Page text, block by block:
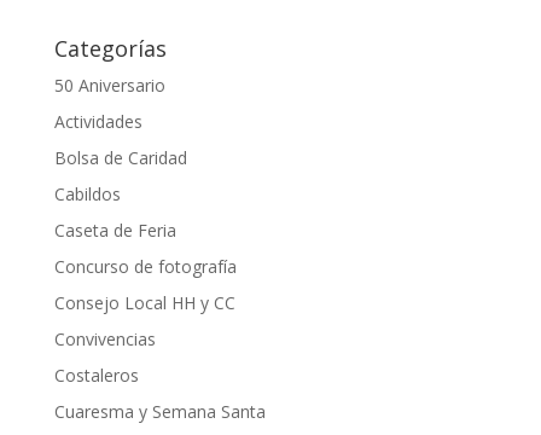
Categorías
50 Aniversario
Actividades
Bolsa de Caridad
Cabildos
Caseta de Feria
Concurso de fotografía
Consejo Local HH y CC
Convivencias
Costaleros
Cuaresma y Semana Santa